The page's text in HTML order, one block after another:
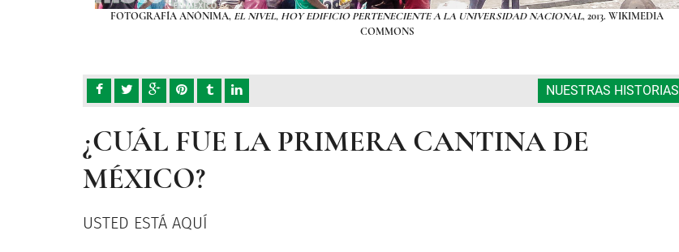
FOTOGRAFÍA ANÓNIMA, EL NIVEL, HOY EDIFICIO PERTENECIENTE A LA UNIVERSIDAD NACIONAL, 2013. WIKIMEDIA
COMMONS
NUESTRAS HISTORIAS
¿CUÁL FUE LA PRIMERA CANTINA DE
MÉXICO?
USTED ESTÁ AQUÍ